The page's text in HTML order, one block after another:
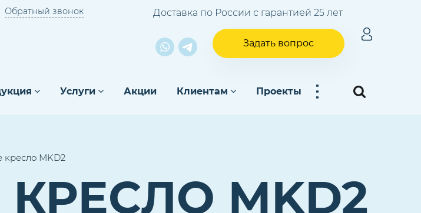
Обратный звонок Доставка по России с гарантией 25 лет
Задать вопрос
Услуги Акции Клиентам Проекты ...
кресло МKD2
МKD2